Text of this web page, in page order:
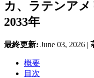
カ、ラテンアメ
2033年
最終更新: June 03, 2026 |
概要
目次